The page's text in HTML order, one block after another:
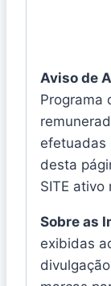
Aviso de
Programa
efetuadas
desta
SITE
Sobre as
exibidas